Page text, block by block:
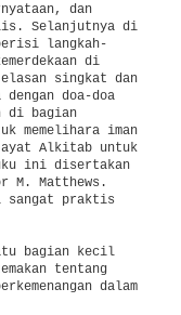
dan
Selanjutnya di
langkah-
di
singkat dan
dengan doa-doa
di bagian
memelihara iman
Alkitab untuk
ini disertakan
M. Matthews.
sangat praktis
bagian kecil
tentang
dalam